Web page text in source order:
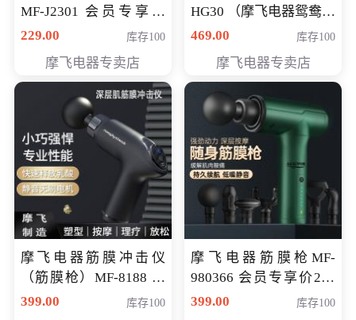
MF-J2301 会员专享价
168元
229.00 库存100
摩飞电器专卖店
HG30 （摩飞电器鸳鸯锅
MF-HG30 ） 会员专享价
469.00 库存100
摩飞电器专卖店
摩飞电器筋膜冲击仪
（筋膜枪）MF-8188 会
员专享价268元
399.00 库存100
摩飞电器筋膜枪MF-
980366 会员专享价299
元
399.00 库存100